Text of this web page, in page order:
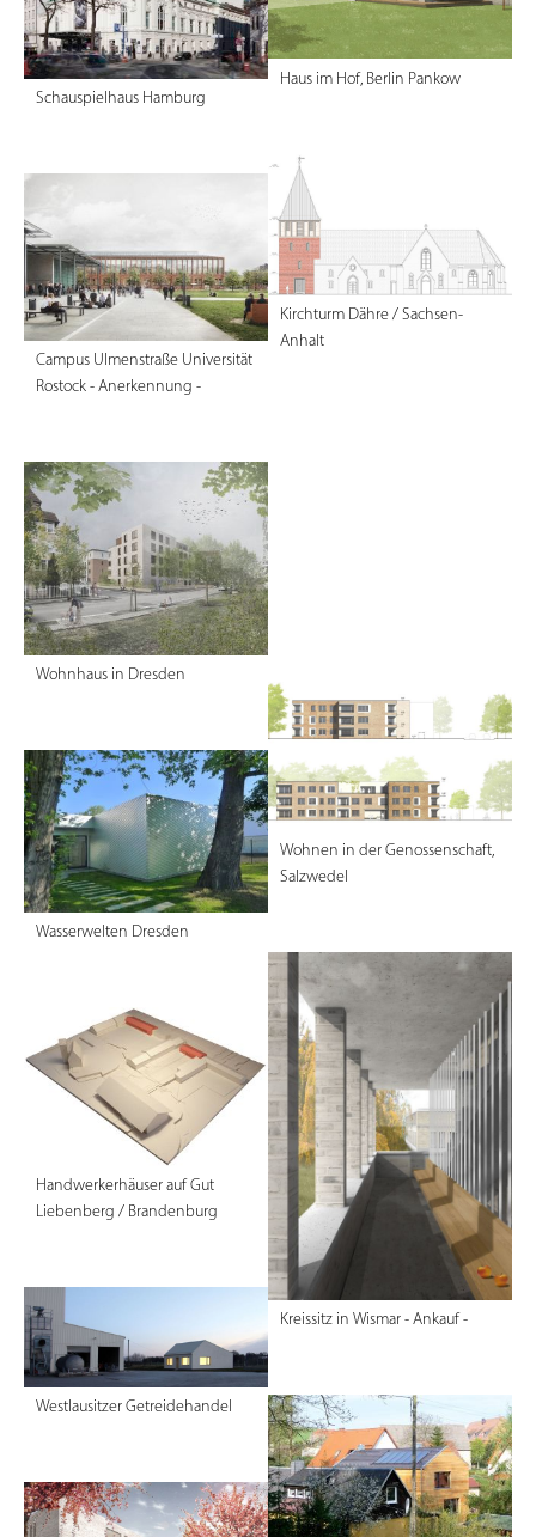
Schauspielhaus Hamburg
Haus im Hof, Berlin Pankow
Kirchturm Dähre / Sachsen-
Anhalt
Campus Ulmenstraße Universität
Rostock - Anerkennung -
Wohnhaus in Dresden
Wohnen in der Genossenschaft,
Salzwedel
Wasserwelten Dresden
Kreissitz in Wismar - Ankauf -
Handwerkerhäuser auf Gut
Liebenberg / Brandenburg
Westlausitzer Getreidehandel